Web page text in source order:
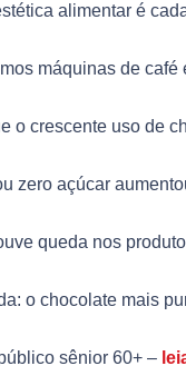
alimentar é
máquinas de
o crescente uso de
zero açúcar
queda nos
o chocolate mais
sênior 60+ –